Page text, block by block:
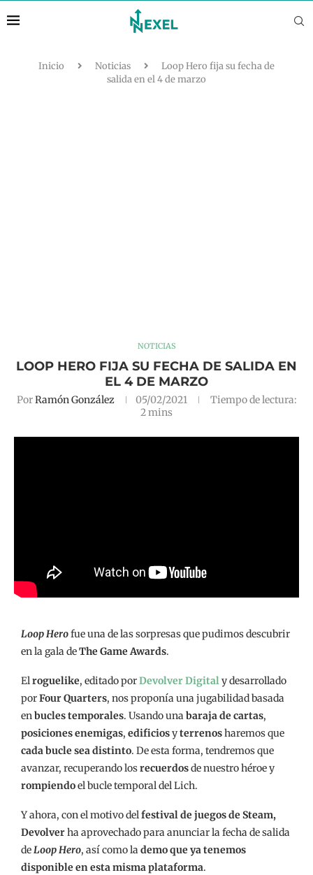
Inicio Noticias
Loop Hero fija su fecha de
salida en el 4 de marzo
NOTICIAS
LOOP HERO FIJA SU FECHA DE SALIDA EN
EL 4 DE MARZO
PorRamón González 05/02/2021
Loop Herofue una de las sorpresas que pudimos descubrir
en la gala deThe Game Awards.
El roguelike, editado porDevolver Digital y desarrollado
porFour Quarters, nos proponía una jugabilidad basada
en bucles temporales. Usando una baraja de cartas,
posiciones enemigas, edificiosyterrenosharemos que
cada bucle sea distinto. De esta forma, tendremos que
avanzar, recuperando losrecuerdosde nuestro héroe y
rompiendoel bucle temporal del Lich.
Y ahora, con el motivo del festival de juegos de Steam,
Devolverha aprovechado para anunciar la fecha de salida
de Loop Hero, así como la demo que ya tenemos
disponible en esta misma plataforma.